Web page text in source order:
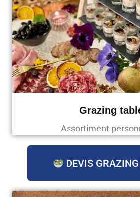
Grazing
Assortiment
DEVIS